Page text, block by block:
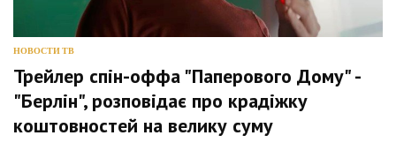
НОВОСТИ ТВ
Трейлер спін-оффа "Паперового Дому" -
"Берлін", розповідає про крадіжку
коштовностей на велику суму